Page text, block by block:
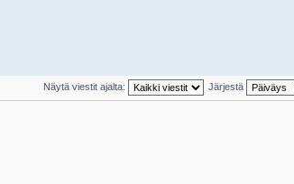
Näytä viestit ajalta: Järjestä